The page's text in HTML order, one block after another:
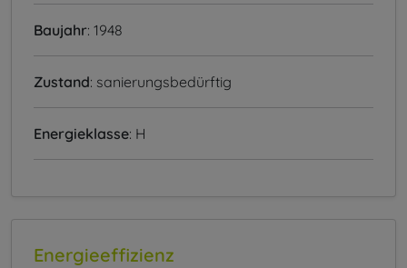
Baujahr: 1948
Zustand: sanierungsbedürftig
Energieklasse: H
Energieeffizienz